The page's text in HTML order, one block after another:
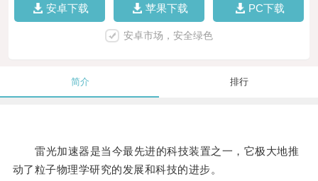
安卓下载 苹果下载 PC下载
安卓市场，安全绿色
简介 排行
雷光加速器是当今最先进的科技装置之一，它极大地推
动了粒子物理学研究的发展和科技的进步。